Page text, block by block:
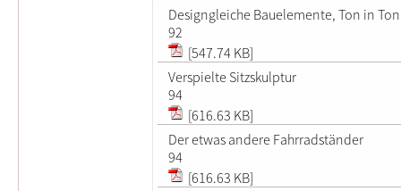
Designgleiche Bauelemente, Ton in Ton
92
[547.74 KB]
Verspielte Sitzskulptur
94
[616.63 KB]
Der etwas andere Fahrradständer
94
[616.63 KB]